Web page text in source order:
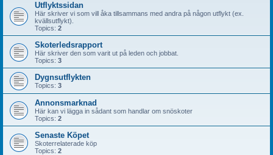
Utflyktssidan
Här skriver vi som vill åka tillsammans med andra på någon utflykt (ex.
kvällsutflykt).
Topics: 2
Skoterledsrapport
Här skriver den som varit ut på leden och jobbat.
Topics: 3
Dygnsutflykten
Topics: 3
Annonsmarknad
Här kan vi lägga in sådant som handlar om snöskoter
Topics: 2
Senaste Köpet
Skoterrelaterade köp
Topics: 2